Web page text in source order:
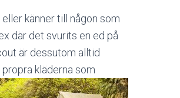
känner till någon som
där det svurits en ed på
är dessutom alltid
kläderna som